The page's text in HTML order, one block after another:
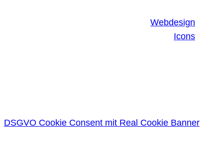
Webdesign
Icons
DSGVO Cookie Consent mit Real Cookie Banner